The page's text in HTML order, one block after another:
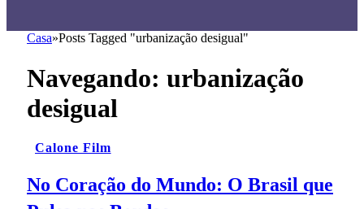
Casa»Posts Tagged "urbanização desigual"
Navegando: urbanização
desigual
Calone Film
No Coração do Mundo: O Brasil que